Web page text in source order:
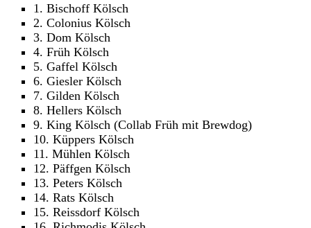
1. Bischoff Kölsch
2. Colonius Kölsch
3. Dom Kölsch
4. Früh Kölsch
5. Gaffel Kölsch
6. Giesler Kölsch
7. Gilden Kölsch
8. Hellers Kölsch
9. King Kölsch (Collab Früh mit Brewdog)
10. Küppers Kölsch
11. Mühlen Kölsch
12. Päffgen Kölsch
13. Peters Kölsch
14. Rats Kölsch
15. Reissdorf Kölsch